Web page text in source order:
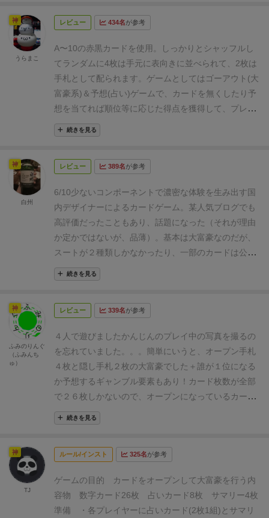
ー様の私物で同梱物ではありません。)
うなプレイ感で、両者よりさらに軽い仕上がりです。
ルールもシンプルで理解しやすく、洗練されたゲーム
システムに感動すら覚えます。
大富豪的には、まとめ
て出す爽快感やソフトパスの戦略が楽しいですし、ス
カルキング的には見えない手札も考慮したビッドや、
ワザと負けにいく戦略なども楽しめます。しかも、1
進行。得られる愉しみの時間効率が高いです。
点「大富豪」と「スカルキング」の良いトコ取り。ル
ールも分かりやすく、ビッド系カードゲームの入門と
して最適だと思います。完成度ではスカルキングを超
えちゃったかもなー。 ⚫︎気になる点箱絵やビッド用の
ディスクは好みのアートワークだけど、カードのスー
トデザインはうーんって感じです。ウイルスっぽい。
⚫︎悪い点特に無し。
レビュー 434名が参考
A〜10の赤黒カードを使用。
しっかりとシャッフルし
てランダムに4枚は手元に表向きに並べられて、2枚は
手札として配られます。 ゲームとしてはゴーアウト(大
富豪系)＆予想(占い)ゲームで、カードを無くしたり予
想を当てれば順位等に応じた得点を獲得して、プレイ
ヤー人数に応じた規定得点を獲得したプレイヤーが勝
ちになります。
色のカードより数字の高いカードを出さなくてはいけ
い数字でないといけません。パスはソフトパスで全員
がパスするまでは何回でもカードが出せるのと自分が
出したカードに対してさらにカードを出すことも可能
です。
全員がパスをしたら、最後にカードを出したプ
レイヤーが、好きなカードを出していきます。 誰か1
人だけになるまでカードを出したりパスをしたりして
たプレイヤーは3点、2番目に出し切ったプレイヤーは
1点を獲得します(3人プレイ時)。
が1人だけなら3点、2人が的中してたら1点、全員が的
中してたら0点です。3人プレイなら最大得点は6点に
なりますね。大富豪系のゲームですが、このゲームで
Aは一番弱くて10が出ているならAは10より強くなり
プレイできます。3人プレイ時は配られた瞬間に各プ
レイヤーの前にある公開されている4枚の札から残り
手札2枚の最大値等を考え、誰が一番はじめにカード
かったです。基本的には、一番はじめにカードを出し
ドから無理なら無難に2着と予想点狙い。3人だと誰が
勝つかはそこまで荒れが無くて、予想も他プレイヤー
が勝つにしてもうまみが薄かったです。ルール把握と
続きを見る
神
うらまこ
レビュー 389名が参考
6/10少ないコンポーネントで濃密な体験を生み出す国
内デザイナーによるカードゲーム。 某人気ブログでも
高評価だったこともあり、話題になった（それが理由
か定かではないが、品薄）。 基本は大富豪なのだが、
スートが２種類しかなかったり、一部のカードは公開
されていたり、賭けがあったりと、独特なゲームに仕
上がっており、システム派のゲーマーにはウケがいい
がないので、そこまで大きな感動がなかったのは正直
が高かったからかもしれない。
今はプレミアついてい
るが、多分、◯インクか◯ェリカフェあたりから、そ
のうちリメイクされるんだろうなぁと思う感じのゲー
ム。 盛り上がりというか、静かに脳内で「おお！」と
なる感じなので、ちょっと渋いゲームかな。
ある程
度、ボードゲーム慣れている人でないと「へぇ〜」で
遊ぶメンツも選びそう。とはいえ、このデザイナーの
ファンは多いと思うので、ファンは、とりあえず遊ん
でおきたいゲームだ。
続きを見る
神
白州
レビュー 339名が参考
４人で遊びましたかんじんのプレイ中の写真を撮るの
を忘れていました。。。 簡単にいうと、オープン手札
４枚と隠し手札２枚の大富豪でした ＋誰が１位になる
か予想するギャンブル要素もあり！ カード枚数が全部
で２６枚しかないので、オープンになっているカード
と手札のカードと使わない２枚のカードの残りを予想
しながら出していきます
が１だとしても、相手が１０を持っていれば逆転でき
れており、出した色に応じた色しか出せません ４人プ
レイの場合、１位は４点、２位は２点、３位は１点、
続きを見る
神
ふみのりんぐ
（ふみんち
ゅ）
ルール/インスト 325名が参考
ゲームの目的 カードをオープンして大富豪を行う 内
容物 数字カード26枚 占いカード8枚
サマリー4枚
準備 ・各プレイヤーに占いカード(2枚1組)とサマリ
神
TJ